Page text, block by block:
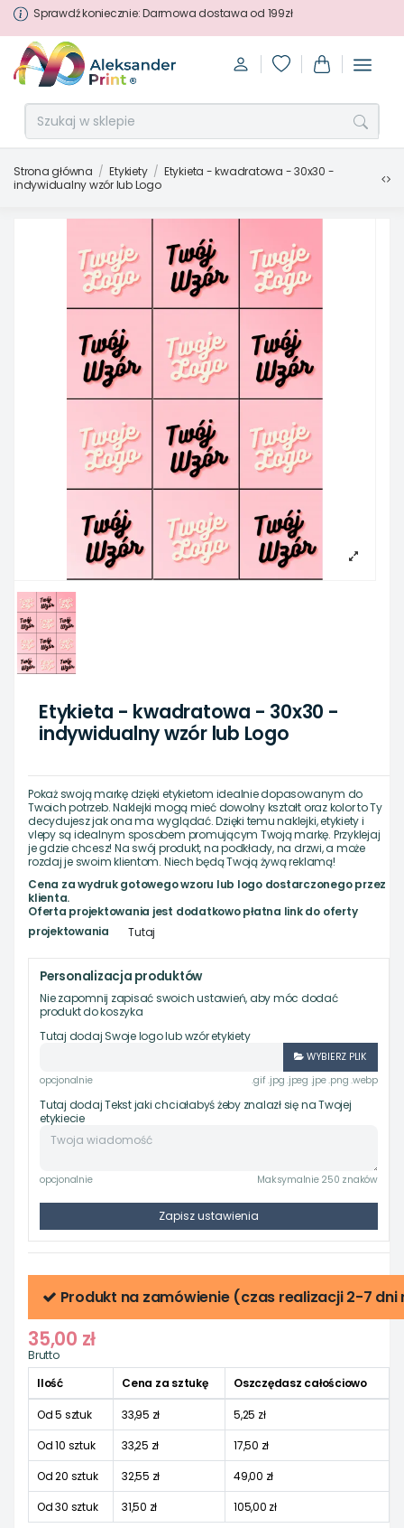
Sprawdź koniecznie: Darmowa dostawa od 199zł
Strona główna Etykiety
Etykieta - kwadratowa - 30x30 -
indywidualny wzór lub Logo
Etykieta - kwadratowa - 30x30 -
indywidualny wzór lub Logo
Pokaż swoją markę dzięki etykietom idealnie dopasowanym do
Twoich potrzeb. Naklejki mogą mieć dowolny kształt oraz kolor to Ty
decydujesz jak ona ma wyglądać. Dzięki temu naklejki, etykiety i
vlepy są idealnym sposobem promującym Twoją markę. Przyklejaj
je gdzie chcesz! Na swój produkt, na podkłady, na drzwi, a może
rozdaj je swoim klientom. Niech będą Twoją żywą reklamą!
Cena za wydruk gotowego wzoru lub logo dostarczonego przez
klienta.
Oferta projektowania jest dodatkowo płatna link do oferty
projektowania
Tutaj
Personalizacja produktów
Nie zapomnij zapisać swoich ustawień, aby móc dodać
produkt do koszyka
Tutaj dodaj Swoje logo lub wzór etykiety
WYBIERZ PLIK
opcjonalnie
.gif .jpg .jpeg .jpe .png .webp
Tutaj dodaj Tekst jaki chciałabyś żeby znalazł się na Twojej
etykiecie
opcjonalnie Maksymalnie 250 znaków
Zapisz ustawienia
Produkt na zamówienie (czas realizacji 2-7
35,00 zł
Brutto
Ilość
Cena za sztukę Oszczędasz całościowo
Od 5 sztuk 33,95 zł
5,25 zł
Od 10 sztuk
33,25 zł
17,50 zł
Od 20 sztuk
32,55 zł
49,00 zł
Od 30 sztuk
31,50 zł 105,00 zł